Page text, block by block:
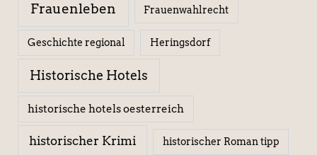
Frauenleben Frauenwahlrecht
Geschichte regional Heringsdorf
Historische Hotels
historische hotels oesterreich
historischer Krimi historischer Roman tipp